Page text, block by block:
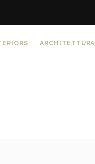
ARCHITETTURA